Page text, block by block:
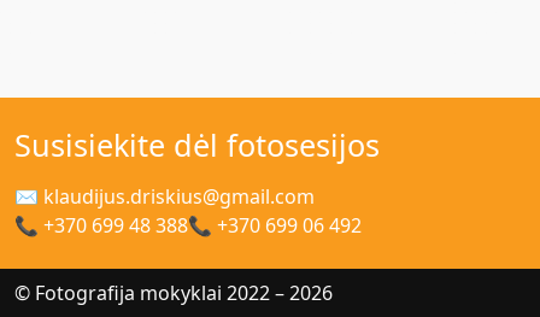
Susisiekite dėl fotosesijos
✉ klaudijus.driskius@gmail.com
📞 +370 699 48 388📞 +370 699 06 492
© Fotografija mokyklai 2022 – 2026